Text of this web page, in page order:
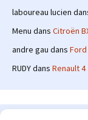
laboureau lucien
Menu dans Citroën
andre gau dans Ford
RUDYdans Renault